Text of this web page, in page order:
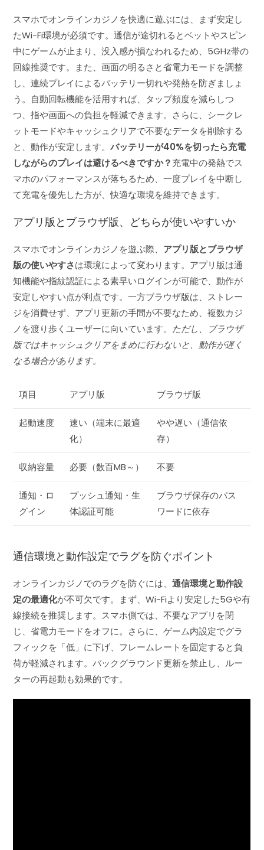
スマホでオンラインカジノを快適に遊ぶには、まず安定し
たWi-Fi環境が必須です。通信が途切れるとベットやスピン
中にゲームが止まり、没入感が損なわれるため、5GHz帯の
回線推奨です。また、画面の明るさと省電力モードを調整
し、連続プレイによるバッテリー切れや発熱を防ぎましょ
う。自動回転機能を活用すれば、タップ頻度を減らしつ
つ、指や画面への負担を軽減できます。さらに、シークレ
ットモードやキャッシュクリアで不要なデータを削除する
と、動作が安定します。バッテリーが40%を切ったら充電
しながらのプレイは避けるべきですか？充電中の発熱でス
マホのパフォーマンスが落ちるため、一度プレイを中断し
て充電を優先した方が、快適な環境を維持できます。
アプリ版とブラウザ版、どちらが使いやすいか
スマホでオンラインカジノを遊ぶ際、 アプリ版とブラウザ
版の使いやすさは環境によって変わります。アプリ版は通
知機能や指紋認証による素早いログインが可能で、動作が
安定しやすい点が利点です。一方ブラウザ版は、ストレー
ジを消費せず、アプリ更新の手間が不要なため、複数カジ
ノを渡り歩くユーザーに向いています。 ただし、ブラウザ
版ではキャッシュクリアをまめに行わないと、動作が遅く
なる場合があります。
項目 アプリ版 ブラウザ版
起動速度
速い（端末に最適
化）
やや遅い（通信依
存）
収納容量 必要（数百MB～） 不要
通知・ロ
グイン
プッシュ通知・生
体認証可能
ブラウザ保存のパス
ワードに依存
通信環境と動作設定でラグを防ぐポイント
オンラインカジノでのラグを防ぐには、通信環境と動作設
定の最適化が不可欠です。まず、Wi-Fiより安定した5Gや有
線接続を推奨します。スマホ側では、不要なアプリを閉
じ、省電力モードをオフに。さらに、ゲーム内設定でグラ
フィックを「低」に下げ、フレームレートを固定すると負
荷が軽減されます。バックグラウンド更新を禁止し、ルー
ターの再起動も効果的です。